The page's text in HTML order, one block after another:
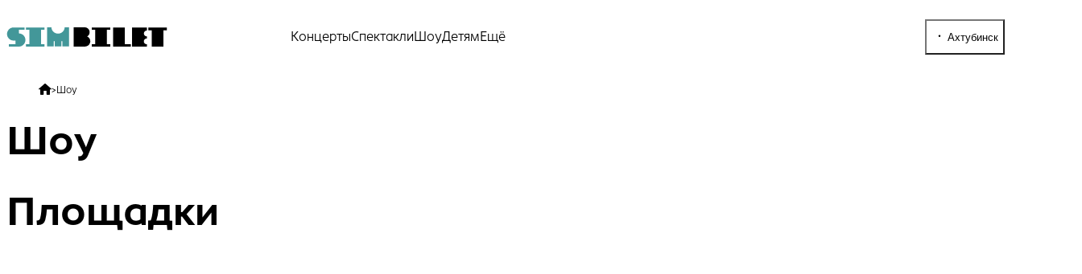
КонцертыСпектакли ШоуДетямЕщё Ахтубинск
> Шоу
Шоу
Площадки